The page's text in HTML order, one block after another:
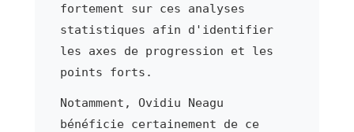
fortement sur ces analyses
statistiques afin d'identifier
les axes de progression et les
points forts.
Notamment, Ovidiu Neagu
bénéficie certainement de ce